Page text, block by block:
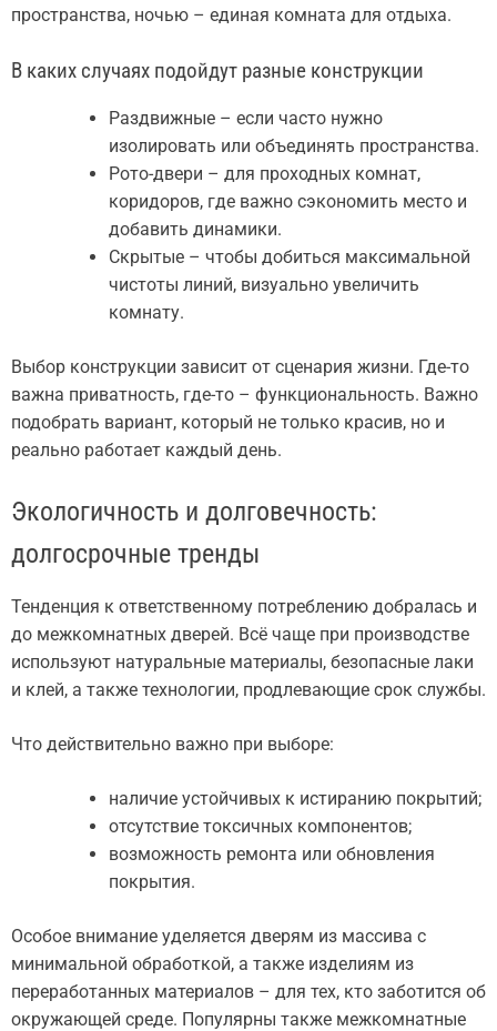
пространства, ночью – единая комната для отдыха.
В каких случаях подойдут разные конструкции
Раздвижные – если часто нужно
изолировать или объединять пространства.
Рото-двери – для проходных комнат,
коридоров, где важно сэкономить место и
добавить динамики.
Скрытые – чтобы добиться максимальной
чистоты линий, визуально увеличить
комнату.
Выбор конструкции зависит от сценария жизни. Где-то
важна приватность, где-то – функциональность. Важно
подобрать вариант, который не только красив, но и
реально работает каждый день.
Экологичность и долговечность:
долгосрочные тренды
Тенденция к ответственному потреблению добралась и
до межкомнатных дверей. Всё чаще при производстве
используют натуральные материалы, безопасные лаки
и клей, а также технологии, продлевающие срок службы.
Что действительно важно при выборе:
наличие устойчивых к истиранию покрытий;
отсутствие токсичных компонентов;
возможность ремонта или обновления
покрытия.
Особое внимание уделяется дверям из массива с
минимальной обработкой, а также изделиям из
переработанных материалов – для тех, кто заботится об
окружающей среде. Популярны также межкомнатные